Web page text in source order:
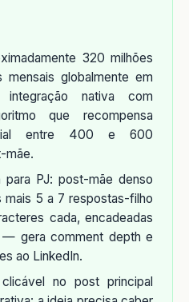
320 milhões
mensais globalmente em
nativa com
que recompensa
entre 400 e 600
mãe.
para PJ: post-mãe denso
5 a 7 respostas-filho
cada, encadeadas
— gera comment depth e
ao LinkedIn.
no post principal